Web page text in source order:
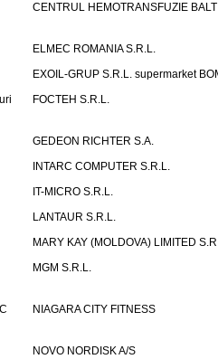
CENTRUL HEMOTRANSFUZIE
ELMEC ROMANIA S.R.L.
EXOIL-GRUP S.R.L. supermarket
FOCTEH S.R.L.
GEDEON RICHTER S.A.
INTARC COMPUTER S.R.L.
IT-MICRO S.R.L.
LANTAUR S.R.L.
MARY KAY (MOLDOVA) LIMITED
MGM S.R.L.
NIAGARA CITY FITNESS
NOVO NORDISK A/S